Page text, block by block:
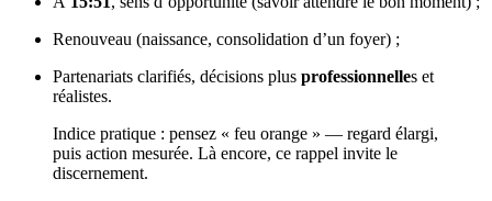
Renouveau (naissance, consolidation d’un foyer) ;
Partenariats clarifiés, décisions plus professionnelles et
réalistes.
Indice pratique : pensez « feu orange » — regard élargi,
puis action mesurée. Là encore, ce rappel invite le
discernement.